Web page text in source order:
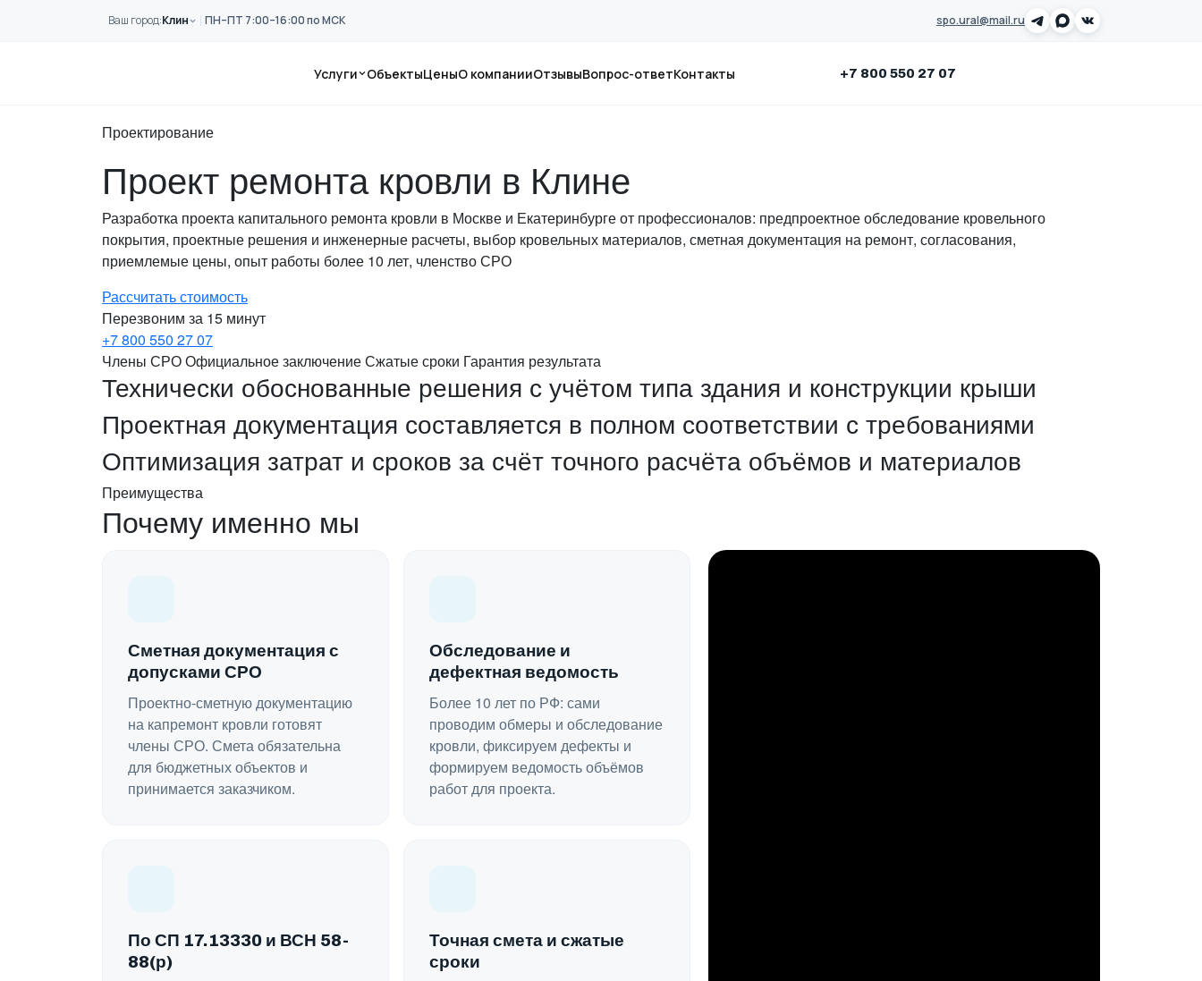
Ваш город:Клин ПН–ПТ 7:00–16:00 по МСК spo.ural@mail.ru
Услуги ОбъектыЦеныО компанииОтзывыВопрос-ответКонтакты +7 800 550 27 07
Главная
Проектирование
Проект ремонта кровли в Клине
Разработка проекта капитального ремонта кровли в Москве и Екатеринбурге от профессионалов: предпроектное обследование кровельного
покрытия, проектные решения и инженерные расчеты, выбор кровельных материалов, сметная документация на ремонт, согласования,
приемлемые цены, опыт работы более 10 лет, членство СРО
Рассчитать стоимость
Перезвоним за 15 минут
+7 800 550 27 07
Члены СРООфициальное заключениеСжатые сроки Гарантия результата
Технически обоснованные решения с учётом типа здания и конструкции крыши
Проектная документация составляется в полном соответствии с требованиями
Оптимизация затрат и сроков за счёт точного расчёта объёмов и материалов
Преимущества
Почему именно мы
Сметная документация с
допусками СРО
Проектно-сметную документацию
на капремонт кровли готовят
члены СРО. Смета обязательна
для бюджетных объектов и
принимается заказчиком.
Обследование и
дефектная ведомость
Более 10 лет по РФ: сами
проводим обмеры и обследование
кровли, фиксируем дефекты и
формируем ведомость объёмов
работ для проекта.
По СП 17.13330 и ВСН 58-
88(р)
Точная смета и сжатые
сроки